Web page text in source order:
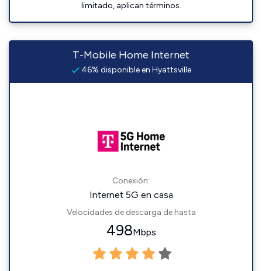
limitado, aplican términos.
T-Mobile Home Internet
46% disponible en Hyattsville
Conexión:
Internet 5G en casa
Velocidades de descarga de hasta
498Mbps